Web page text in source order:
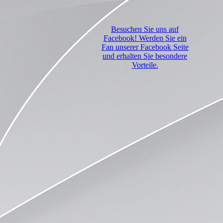
Besuchen Sie uns auf
Facebook! Werden Sie ein
Fan unserer Facebook Seite
und erhalten Sie besondere
Vorteile.